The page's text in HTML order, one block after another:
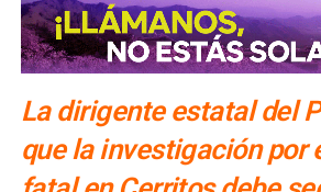
La dirigente estatal del
que la investigación por